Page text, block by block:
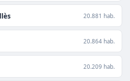
20.881 hab.
20.864 hab.
20.209 hab.